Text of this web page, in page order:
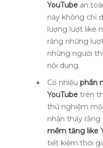
YouTube an
này không chỉ
lượng lượt like
rằng những
những người
nội dung.
Có nhiều phần
YouTube trên
thử nghiệm
nhận thấy rằng
mềm tăng like
tiết kiệm thời